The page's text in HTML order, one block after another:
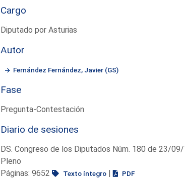
Cargo
Diputado por Asturias
Autor
Fernández Fernández, Javier (GS)
Fase
Pregunta-Contestación
Diario de sesiones
DS. Congreso de los Diputados Núm. 180 de 23/
Pleno
Páginas: 9652
Texto íntegro| PDF